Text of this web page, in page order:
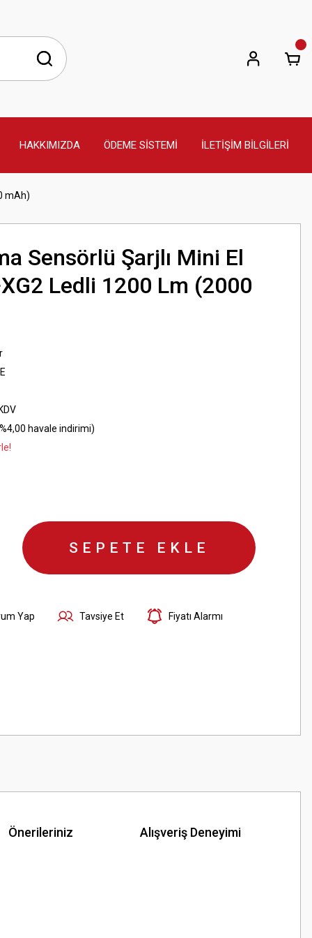
HAKKIMIZDA ÖDEME SİSTEMİ İLETİŞİM BİLGİLERİ
mAh)
Sensörlü Şarjlı Mini El
Ledli 1200 Lm (2000
havale indirimi)
SEPETE EKLE
Yap Tavsiye Et Fiyatı Alarmı
Önerileriniz Alışveriş Deneyimi